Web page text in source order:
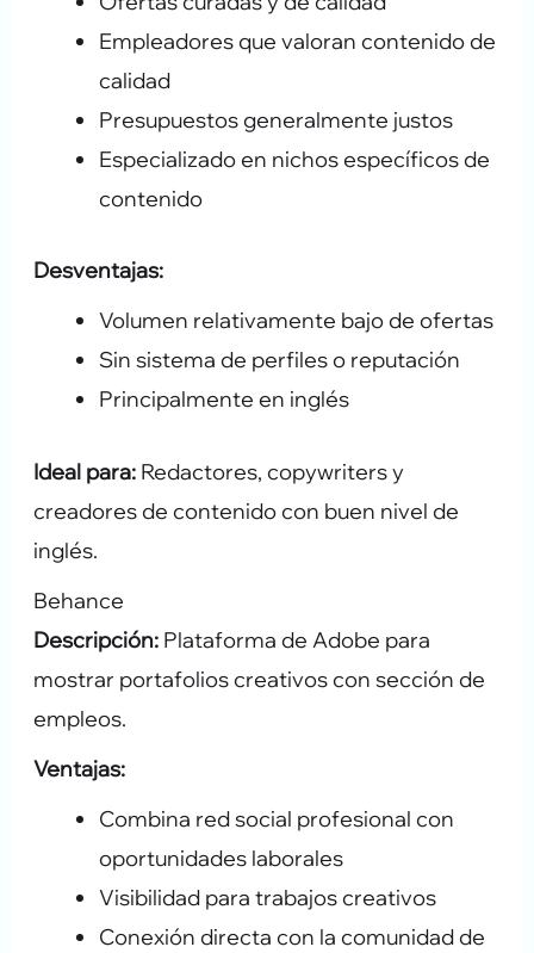
Empleadores que valoran contenido de
calidad
Presupuestos generalmente justos
Especializado en nichos específicos de
contenido
Desventajas:
Volumen relativamente bajo de ofertas
Sin sistema de perfiles o reputación
Principalmente en inglés
Ideal para: Redactores, copywriters y
creadores de contenido con buen nivel de
inglés.
Behance
Descripción: Plataforma de Adobe para
mostrar portafolios creativos con sección de
empleos.
Ventajas:
Combina red social profesional con
oportunidades laborales
Visibilidad para trabajos creativos
Conexión directa con la comunidad de